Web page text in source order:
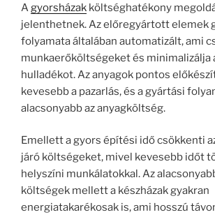
Agyorsházak költséghatékony
jelenthetnek. Az előregyártott elemek
folyamata általában automatizált, ami
munkaerőköltségeket és minimalizálja
hulladékot. Az anyagok pontos
kevesebb a pazarlás, és a gyártási
alacsonyabb az anyagköltség.
Emellett a gyors építési idő csökkenti
járó költségeket, mivel kevesebb időt
helyszíni munkálatokkal. Az
költségek mellett a készházak gyakran
energiatakarékosak is, ami hosszú